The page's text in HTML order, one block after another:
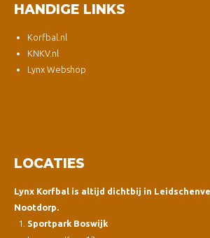
HANDIGE LINKS
Korfbal.nl
KNKV.nl
Lynx Webshop
LOCATIES
Lynx Korfbal is altijd dichtbij in
Nootdorp.
Sportpark Boswijk